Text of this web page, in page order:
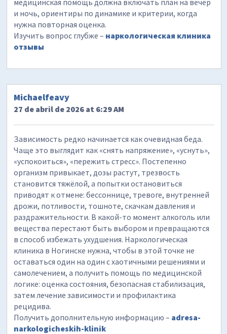
и ночь, ориентиры по динамике и критерии, когда
нужна повторная оценка.
Изучить вопрос глубже – наркологическая клиника
отзывы
Michaelfeavy
27 de abril de 2026 at 6:29 AM
Зависимость редко начинается как очевидная беда.
Чаще это выглядит как «снять напряжение», «уснуть»,
«успокоиться», «пережить стресс». Постепенно
организм привыкает, дозы растут, трезвость
становится тяжёлой, а попытки остановиться
приводят к отмене: бессоннице, тревоге, внутренней
дрожи, потливости, тошноте, скачкам давления и
раздражительности. В какой-то момент алкоголь или
вещества перестают быть выбором и превращаются
в способ избежать ухудшения. Наркологическая
клиника в Ногинске нужна, чтобы в этой точке не
оставаться один на один с хаотичными решениями и
самолечением, а получить помощь по медицинской
логике: оценка состояния, безопасная стабилизация,
затем лечение зависимости и профилактика
рецидива.
Получить дополнительную информацию – adresa-
narkologicheskih-klinik